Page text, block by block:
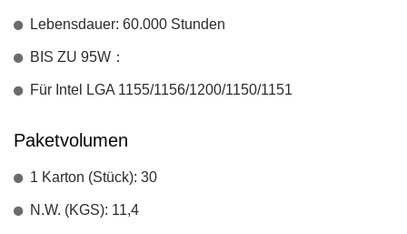
Lebensdauer: 60.000 Stunden
BIS ZU 95W：
Für Intel LGA 1155/1156/1200/1150/1151
Paketvolumen
1 Karton (Stück): 30
N.W. (KGS): 11,4